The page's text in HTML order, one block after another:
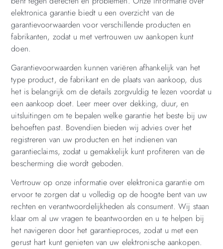
elektronica garantie biedt u een overzicht van de
garantievoorwaarden voor verschillende producten en
fabrikanten, zodat u met vertrouwen uw aankopen kunt
doen.
Garantievoorwaarden kunnen variëren afhankelijk van het
type product, de fabrikant en de plaats van aankoop, dus
het is belangrijk om de details zorgvuldig te lezen voordat u
een aankoop doet. Leer meer over dekking, duur, en
uitsluitingen om te bepalen welke garantie het beste bij uw
behoeften past. Bovendien bieden wij advies over het
registreren van uw producten en het indienen van
garantieclaims, zodat u gemakkelijk kunt profiteren van de
bescherming die wordt geboden.
Vertrouw op onze informatie over elektronica garantie om
ervoor te zorgen dat u volledig op de hoogte bent van uw
rechten en verantwoordelijkheden als consument. Wij staan
klaar om al uw vragen te beantwoorden en u te helpen bij
het navigeren door het garantieproces, zodat u met een
gerust hart kunt genieten van uw elektronische aankopen.